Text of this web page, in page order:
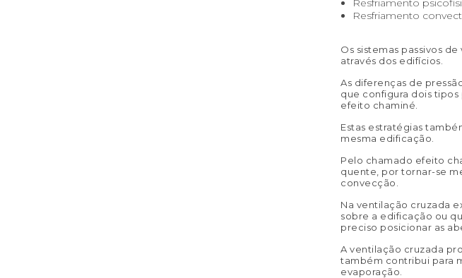
Resfriamento
Resfriamento
Os sistemas passivos
através dos edifícios.
As diferenças de
que configura dois
efeito chaminé.
Estas estratégias
mesma edificação.
Pelo chamado efeito
quente, por tornar-se
convecção.
Na ventilação cruzada
sobre a edificação ou
preciso posicionar as
A ventilação cruzada
também contribui para
evaporação.